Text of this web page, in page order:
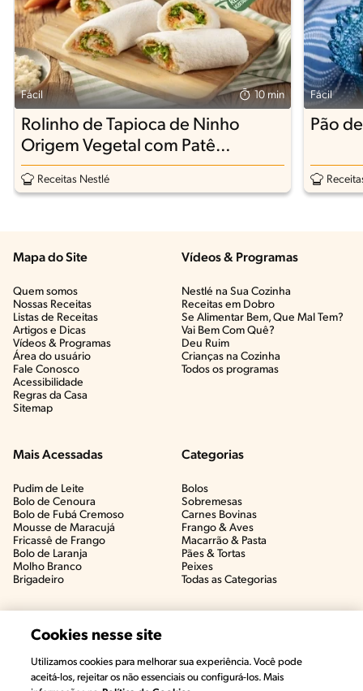
Fácil 10 min
Rolinho de Tapioca de Ninho
Origem Vegetal com Patê
Cremoso
Receitas Nestlé
Fácil
Pão
Mapa do Site
Quem somos
Nossas Receitas
Listas de Receitas​
Artigos e Dicas​
Vídeos & Programas​
Área do usuário
Fale Conosco
Acessibilidade
Regras da Casa
Sitemap
Vídeos & Programas​
Nestlé na Sua Cozinha
Receitas em Dobro
Se Alimentar Bem, Que Mal Tem?​
Vai Bem Com Quê?​
Deu Ruim​
Crianças na Cozinha​
Todos os programas
Mais Acessadas
Pudim de Leite
Bolo de Cenoura
Bolo de Fubá Cremoso
Mousse de Maracujá
Fricassê de Frango
Bolo de Laranja
Molho Branco
Brigadeiro
Categorias
Bolos
Sobremesas
Carnes Bovinas​
Frango & Aves​
Macarrão & Pasta​
Pães & Tortas​
Peixes
Todas as Categorias
Cookies nesse site
Utilizamos cookies para melhorar sua experiência. Você pode
aceitá-los, rejeitar os não essenciais ou configurá-los. Mais